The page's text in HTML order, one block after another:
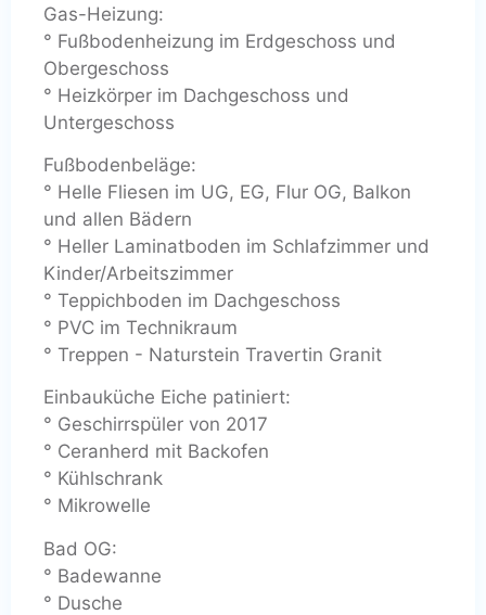
Gas-Heizung:
° Fußbodenheizung im Erdgeschoss und
Obergeschoss
° Heizkörper im Dachgeschoss und
Untergeschoss
Fußbodenbeläge:
° Helle Fliesen im UG, EG, Flur OG, Balkon
und allen Bädern
° Heller Laminatboden im Schlafzimmer und
Kinder/Arbeitszimmer
° Teppichboden im Dachgeschoss
° PVC im Technikraum
° Treppen - Naturstein Travertin Granit
Einbauküche Eiche patiniert:
° Geschirrspüler von 2017
° Ceranherd mit Backofen
° Kühlschrank
° Mikrowelle
Bad OG:
° Badewanne
° Dusche